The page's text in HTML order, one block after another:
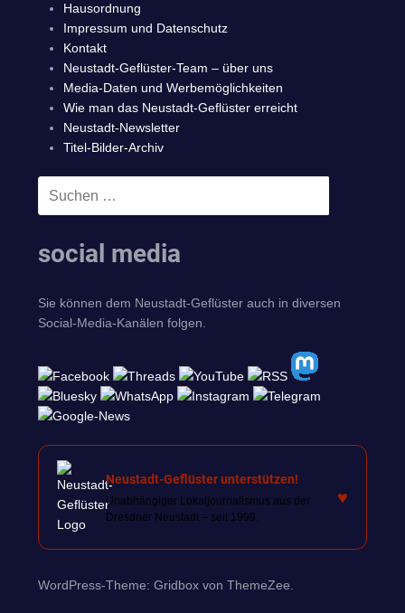
Hausordnung
Impressum und Datenschutz
Kontakt
Neustadt-Geflüster-Team – über uns
Media-Daten und Werbemöglichkeiten
Wie man das Neustadt-Geflüster erreicht
Neustadt-Newsletter
Titel-Bilder-Archiv
Suchen
social media
Sie können dem Neustadt-Geflüster auch in diversen
Social-Media-Kanälen folgen.
Neustadt-Geflüster unterstützen!
Unabhängiger Lokaljournalismus aus der
Dresdner Neustadt – seit 1999.
♥
WordPress-Theme: Gridbox von ThemeZee.